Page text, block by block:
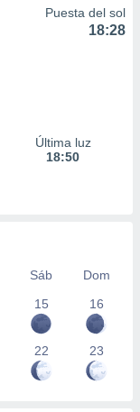
Puesta del sol
18:28
Última luz
18:50
Sáb
Dom
15 16
22 23